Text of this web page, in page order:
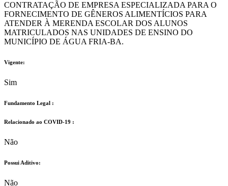
CONTRATAÇÃO DE EMPRESA ESPECIALIZADA PARA O
FORNECIMENTO DE GÊNEROS ALIMENTÍCIOS PARA
ATENDER À MERENDA ESCOLAR DOS ALUNOS
MATRICULADOS NAS UNIDADES DE ENSINO DO
MUNICÍPIO DE ÁGUA FRIA-BA.
Vigente:
Sim
Fundamento Legal :​
Relacionado ao COVID-19 :​
Não
Possui Aditivo:​
Não